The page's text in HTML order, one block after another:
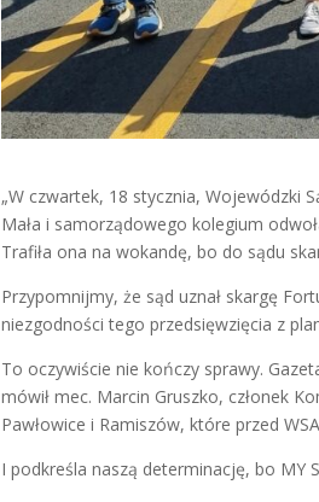
„W czwartek, 18 stycznia, Wojewódzki
Mała i samorządowego kolegium
Trafiła ona na wokandę, bo do sądu
Przypomnijmy, że sąd uznał skargę
niezgodności tego przedsięwzięcia z
To oczywiście nie kończy sprawy.
mówił mec. Marcin Gruszko, członek
Pawłowice i Ramiszów, które przed
I podkreśla naszą determinację, bo MY